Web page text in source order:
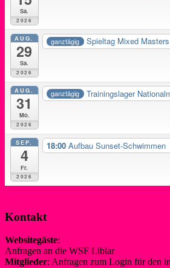
Sa.
2026
AUG.
29
Sa.
2026
ganztägig Spieltag Mixed Masters
AUG.
31
Mo.
2026
ganztägig Trainingslager
SEP.
4
Fr.
2026
18:00 Aufbau Sunset-Schwimmen
Kontakt
Websitegäste:
Anfragen an die WSF Liblar
Mitglieder: Anfragen zum Login für den